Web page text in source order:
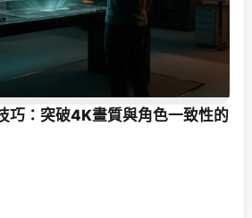
巧：突破4K畫質與角色一致性的